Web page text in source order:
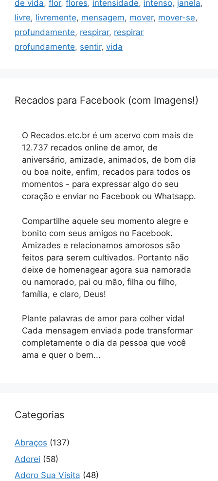
de vida, flor, flores, intensidade, intenso, janela,
livre, livremente, mensagem, mover, mover-se,
profundamente, respirar, respirar
profundamente, sentir, vida
Recados para Facebook (com Imagens!)
O Recados.etc.br é um acervo com mais de
12.737 recados online de amor, de
aniversário, amizade, animados, de bom dia
ou boa noite, enfim, recados para todos os
momentos - para expressar algo do seu
coração e enviar no Facebook ou Whatsapp.
Compartilhe aquele seu momento alegre e
bonito com seus amigos no Facebook.
Amizades e relacionamos amorosos são
feitos para serem cultivados. Portanto não
deixe de homenagear agora sua namorada
ou namorado, pai ou mão, filha ou filho,
família, e claro, Deus!
Plante palavras de amor para colher vida!
Cada mensagem enviada pode transformar
completamente o dia da pessoa que você
ama e quer o bem...
Categorias
Abraços (137)
Adorei (58)
Adoro Sua Visita (48)